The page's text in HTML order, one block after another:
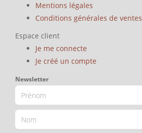
Mentions légales
Conditions générales de ventes
Espace client
Je me connecte
Je créé un compte
Newsletter